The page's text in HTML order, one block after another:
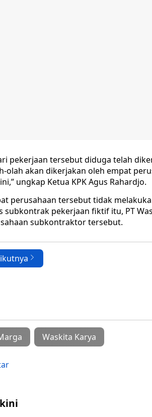
pekerjaan tersebut diduga telah
olah akan dikerjakan oleh empat
ungkap Ketua KPK Agus Rahardjo.
perusahaan tersebut tidak
subkontrak pekerjaan fiktif itu, PT
subkontraktor tersebut.
Waskita Karya